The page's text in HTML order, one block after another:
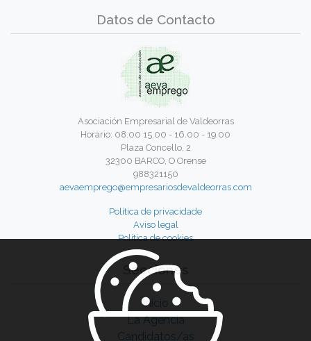
Datos de Contacto
Asociación Empresarial de Valdeorras
Horario: 08.00 15.00 - 16.00 - 19.00
Plaza Concello, 2
32300 BARCO, O Orense
988321150
aevaemprego@empresariosdevaldeorras.com
Política de privacidade
Aviso legal
Política de cookies
Secciones
Inicio
La Agencia
Candidatos/as